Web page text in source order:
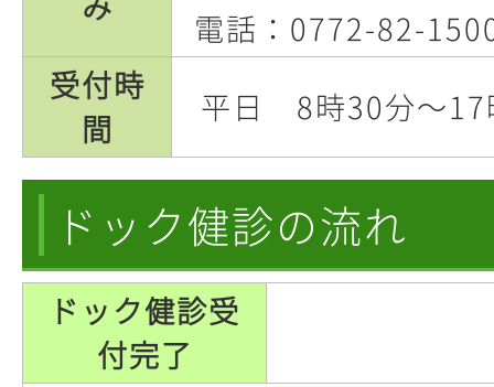
電話：0772-82-
受付時
間
平日 8時30分～17
ドック健診の流れ
ドック健診受
付完了